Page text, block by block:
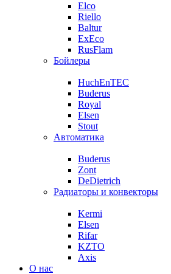
Elco
Riello
Baltur
ExEco
RusFlam
Бойлеры
HuchEnTEC
Buderus
Royal
Elsen
Stout
Автоматика
Buderus
Zont
DeDietrich
Радиаторы и конвекторы
Kermi
Elsen
Rifar
KZTO
Axis
О нас